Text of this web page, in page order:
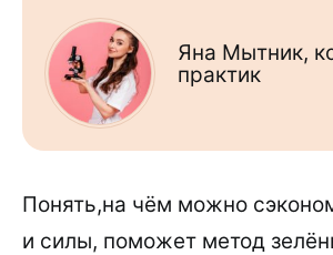
Яна Мытник,
практик
Понять,на чём можно
и силы, поможет метод